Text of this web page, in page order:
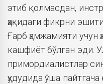
этиб қолмасдан,
ҳақидаги фикрни
Ғарб ҳамжамияти учун
кашфиёт бўлган эди.
примордиалистлар
ҳудудида ўша